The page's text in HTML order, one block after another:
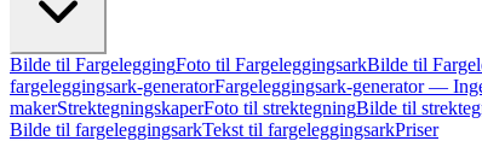
Bilde til FargeleggingFoto til FargeleggingsarkBilde til
fargeleggingsark-generatorFargeleggingsark-generator —
makerStrektegningskaperFoto til strektegningBilde til
Bilde til fargeleggingsarkTekst til fargeleggingsarkPriser